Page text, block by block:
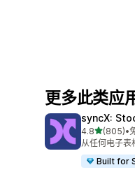
更多此类应
syncX:
4.8星（满分 5
(805)
总共 805 条•
从任何电子表
Built for